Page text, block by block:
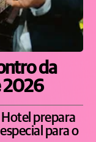
da
2026
Hotel prepara
para o